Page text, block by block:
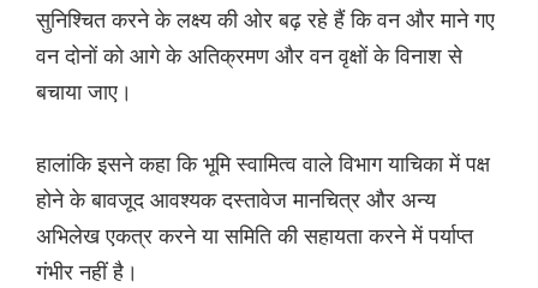
सुनिश्चित करने के लक्ष्य की ओर बढ़ रहे हैं कि वन और माने गए
वन दोनों को आगे के अतिक्रमण और वन वृक्षों के विनाश से
बचाया जाए।
हालांकि इसने कहा कि भूमि स्वामित्व वाले विभाग याचिका में पक्ष
होने के बावजूद आवश्यक दस्तावेज मानचित्र और अन्य
अभिलेख एकत्र करने या समिति की सहायता करने में पर्याप्त
गंभीर नहीं है।